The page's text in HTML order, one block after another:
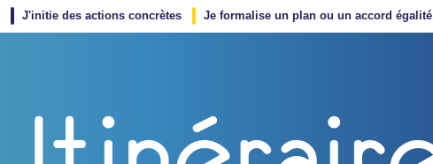
J'initie des actions concrètes Je formalise un plan ou un accord égalité